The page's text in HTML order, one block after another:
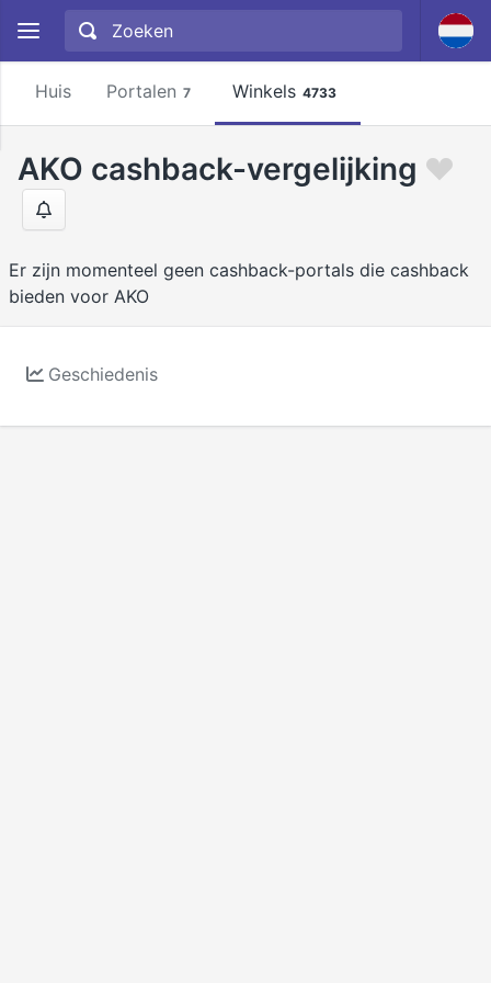
Huis Portalen 7 Winkels 4733
AKO cashback-vergelijking
Er zijn momenteel geen cashback-portals die cashback
bieden voor AKO
Geschiedenis